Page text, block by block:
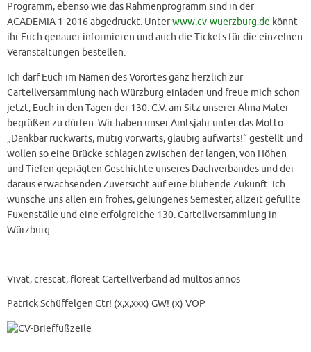
Programm, ebenso wie das Rahmenprogramm sind in der
ACADEMIA 1-2016 abgedruckt. Unterwww.cv-wuerzburg.de könnt
ihr Euch genauer informieren und auch die Tickets für die einzelnen
Veranstaltungen bestellen.
Ich darf Euch im Namen des Vorortes ganz herzlich zur
Cartellversammlung nach Würzburg einladen und freue mich schon
jetzt, Euch in den Tagen der 130. C.V. am Sitz unserer Alma Mater
begrüßen zu dürfen. Wir haben unser Amtsjahr unter das Motto
„Dankbar rückwärts, mutig vorwärts, gläubig aufwärts!“ gestellt und
wollen so eine Brücke schlagen zwischen der langen, von Höhen
und Tiefen geprägten Geschichte unseres Dachverbandes und der
daraus erwachsenden Zuversicht auf eine blühende Zukunft. Ich
wünsche uns allen ein frohes, gelungenes Semester, allzeit gefüllte
Fuxenställe und eine erfolgreiche 130. Cartellversammlung in
Würzburg.
Vivat, crescat, floreat Cartellverband ad multos annos
Patrick Schüffelgen Ctr! (x,x,xxx) GW! (x) VOP